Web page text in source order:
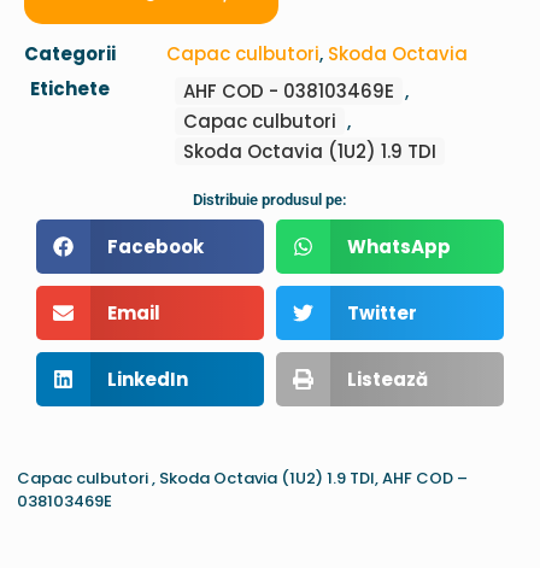
Categorii Capac culbutori, Skoda Octavia
Etichete
AHF COD - 038103469E ,
Capac culbutori ,
Skoda Octavia (1U2) 1.9 TDI
Distribuie produsul pe:
Facebook WhatsApp
Email Twitter
LinkedIn Listează
Capac culbutori , Skoda Octavia (1U2) 1.9 TDI, AHF COD –
038103469E